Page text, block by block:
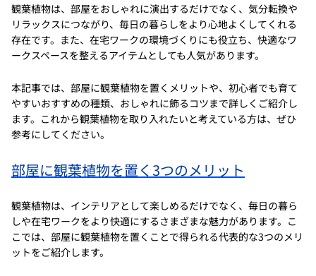
観葉植物は、部屋をおしゃれに演出するだけでなく、気分転換や
リラックスにつながり、毎日の暮らしをより心地よくしてくれる
存在です。また、在宅ワークの環境づくりにも役立ち、快適なワ
ークスペースを整えるアイテムとしても人気があります。
本記事では、部屋に観葉植物を置くメリットや、初心者でも育て
やすいおすすめの種類、おしゃれに飾るコツまで詳しくご紹介し
ます。これから観葉植物を取り入れたいと考えている方は、ぜひ
参考にしてください。
部屋に観葉植物を置く3つのメリット
観葉植物は、インテリアとして楽しめるだけでなく、毎日の暮ら
しや在宅ワークをより快適にするさまざまな魅力があります。こ
こでは、部屋に観葉植物を置くことで得られる代表的な3つのメリ
ットをご紹介します。